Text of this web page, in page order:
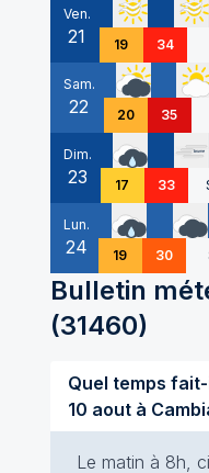
Ven.
21 19 34
Sam.
22 20 35
Dim.
23 17 33
Lun.
24 19 30
Bulletin
(31460)
Quel temps
10 aout à
Le matin à 8h,